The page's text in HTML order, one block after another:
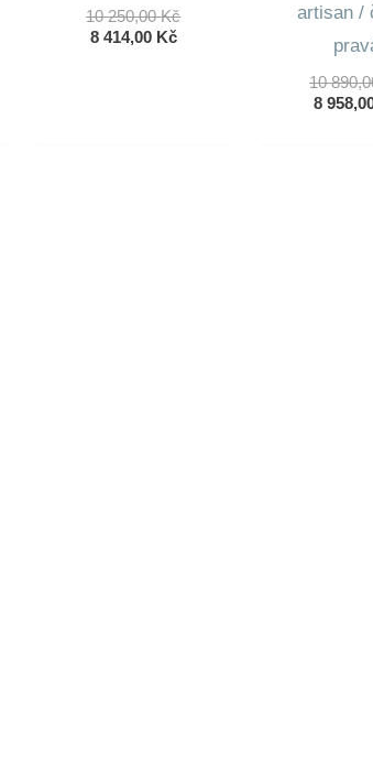
10 250,00KčPůvodní
8 414,00 KčAktuální
artisan /
10
8